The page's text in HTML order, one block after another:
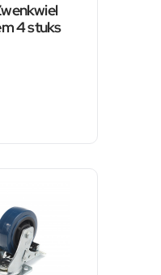
4 stuks